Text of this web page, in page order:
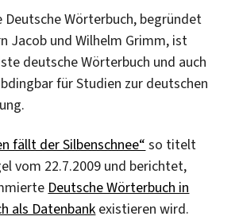
Deutsche Wörterbuch, begründet
Jacob und Wilhelm Grimm, ist
deutsche Wörterbuch und auch
für Studien zur deutschen
fällt der Silbenschnee“ so titelt
vom 22.7.2009 und berichtet,
Deutsche Wörterbuch in
als Datenbank existieren wird.